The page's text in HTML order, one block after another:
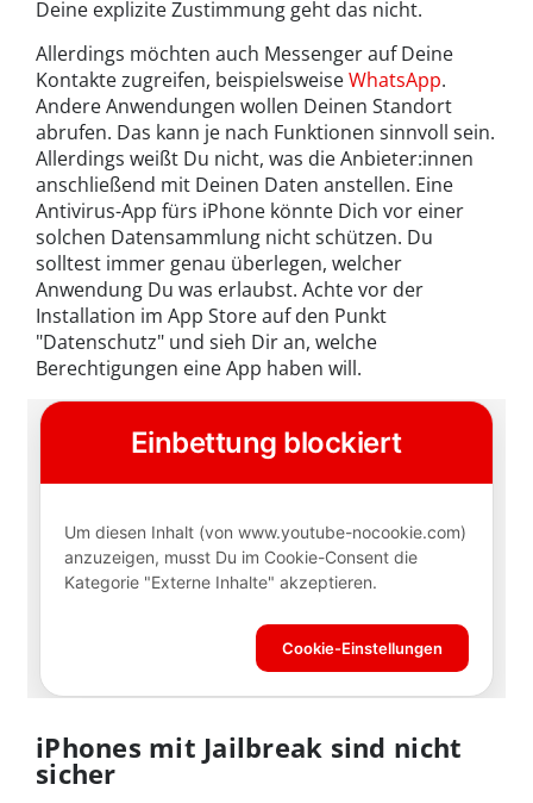
Deine explizite Zustimmung geht das nicht.
Allerdings möchten auch Messenger auf Deine
Kontakte zugreifen, beispielsweiseWhatsApp.
Andere Anwendungen wollen Deinen Standort
abrufen. Das kann je nach Funktionen sinnvoll sein.
Allerdings weißt Du nicht, was die Anbieter:innen
anschließend mit Deinen Daten anstellen. Eine
Antivirus-App fürs iPhone könnte Dich vor einer
solchen Datensammlung nicht schützen. Du
solltest immer genau überlegen, welcher
Anwendung Du was erlaubst. Achte vor der
Installation im App Store auf den Punkt
"Datenschutz" und sieh Dir an, welche
Berechtigungen eine App haben will.
iPhones mit Jailbreak sind nicht
sicher